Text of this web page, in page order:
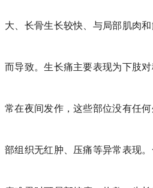
大、长骨生长较快、与局部肌肉
而导致。生长痛主要表现为下肢对
常在夜间发作，这些部位没有任
部组织无红肿、压痛等异常表现